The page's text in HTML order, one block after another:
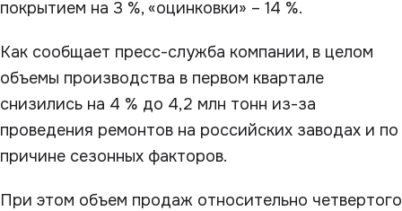
покрытием на 3 %, «оцинковки» – 14 %.
Как сообщает пресс-служба компании, в целом
объемы производства в первом квартале
снизились на 4 % до 4,2 млн тонн из-за
проведения ремонтов на российских заводах и по
причине сезонных факторов.
При этом объем продаж относительно четвертого